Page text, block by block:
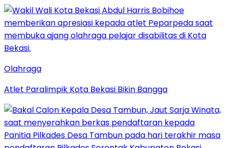
Olahraga
Atlet Paralimpik Kota Bekasi Bikin Bangga